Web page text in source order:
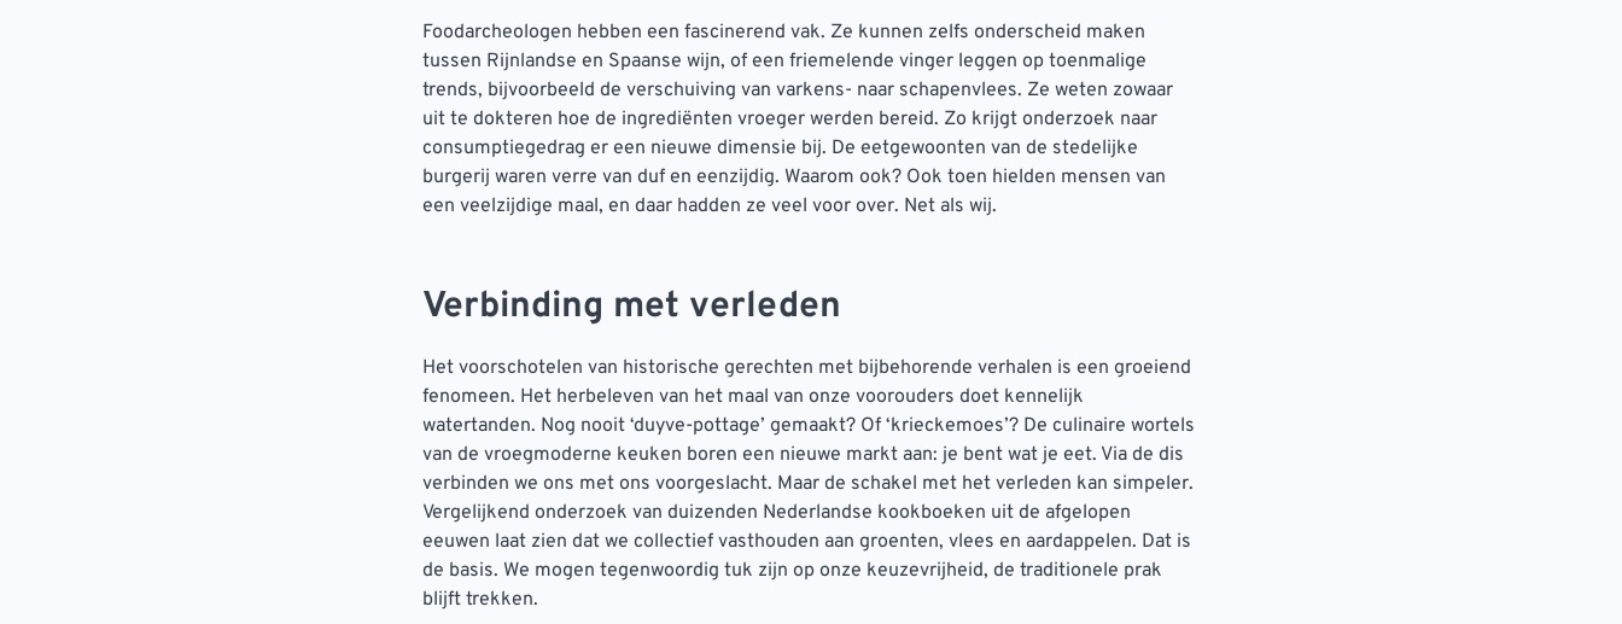
Foodarcheologen hebben een fascinerend vak. Ze kunnen zelfs onderscheid maken
tussen Rijnlandse en Spaanse wijn, of een friemelende vinger leggen op toenmalige
trends, bijvoorbeeld de verschuiving van varkens- naar schapenvlees. Ze weten zowaar
uit te dokteren hoe de ingrediënten vroeger werden bereid. Zo krijgt onderzoek naar
consumptiegedrag er een nieuwe dimensie bij. De eetgewoonten van de stedelijke
burgerij waren verre van duf en eenzijdig. Waarom ook? Ook toen hielden mensen van
een veelzijdige maal, en daar hadden ze veel voor over. Net als wij.
Verbinding met verleden
Het voorschotelen van historische gerechten met bijbehorende verhalen is een groeiend
fenomeen. Het herbeleven van het maal van onze voorouders doet kennelijk
watertanden. Nog nooit ‘duyve-pottage’ gemaakt? Of ‘krieckemoes’? De culinaire wortels
van de vroegmoderne keuken boren een nieuwe markt aan: je bent wat je eet. Via de dis
verbinden we ons met ons voorgeslacht. Maar de schakel met het verleden kan simpeler.
Vergelijkend onderzoek van duizenden Nederlandse kookboeken uit de afgelopen
eeuwen laat zien dat we collectief vasthouden aan groenten, vlees en aardappelen. Dat is
de basis. We mogen tegenwoordig tuk zijn op onze keuzevrijheid, de traditionele prak
blijft trekken.